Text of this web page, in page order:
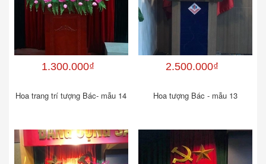
1.300.000₫
Hoa trang trí tượng Bác- mẫu 14
2.500.000₫
Hoa tượng Bác - mẫu 13